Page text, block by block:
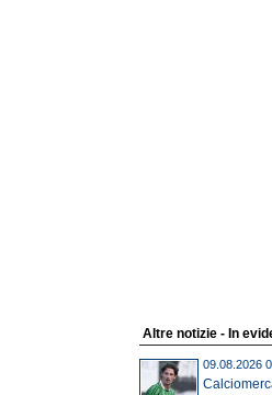
Altre notizie - In
09.08.2026